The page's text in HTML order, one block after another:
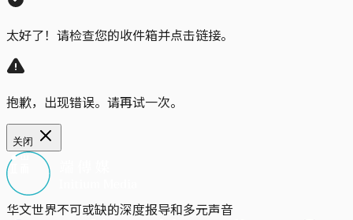
太好了！请检查您的收件箱并点击链接。
抱歉，出现错误。请再试一次。
关闭
华文世界不可或缺的深度报导和多元声音